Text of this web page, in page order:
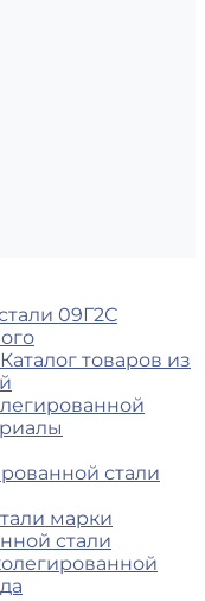
09Г2С
Каталог товаров из
стали
марки
стали